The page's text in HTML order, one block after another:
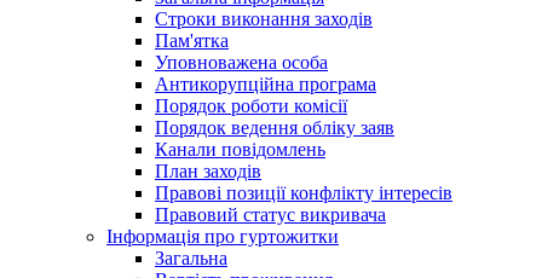
Строки виконання заходів
Пам'ятка
Уповноважена особа
Антикорупційна програма
Порядок роботи комісії
Порядок ведення обліку заяв
Канали повідомлень
План заходів
Правові позиції конфлікту інтересів
Правовий статус викривача
Інформація про гуртожитки
Загальна